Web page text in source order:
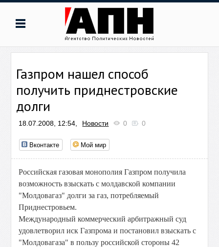
Газпром нашел способ
получить приднестровские
долги
18.07.2008, 12:54, Новости 0 0
Вконтакте Мой мир
Российская газовая монополия Газпром получила
возможность взыскать с молдавской компании
"Молдовагаз" долги за газ, потребляемый
Приднестровьем.
Международный коммерческий арбитражный суд
удовлетворил иск Газпрома и постановил взыскать с
"Молдовагаза" в пользу российской стороны 42